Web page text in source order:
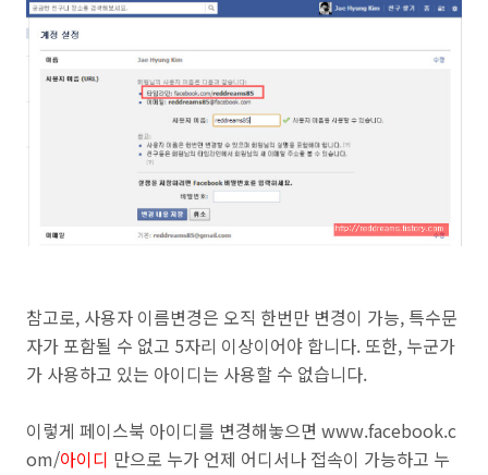
참고로, 사용자 이름변경은 오직 한번만 변경이 가능, 특수문
자가 포함될 수 없고 5자리 이상이어야 합니다. 또한, 누군가
가 사용하고 있는 아이디는 사용할 수 없습니다.
이렇게 페이스북 아이디를 변경해놓으면 www.facebook.c
om/아이디 만으로 누가 언제 어디서나 접속이 가능하고 누